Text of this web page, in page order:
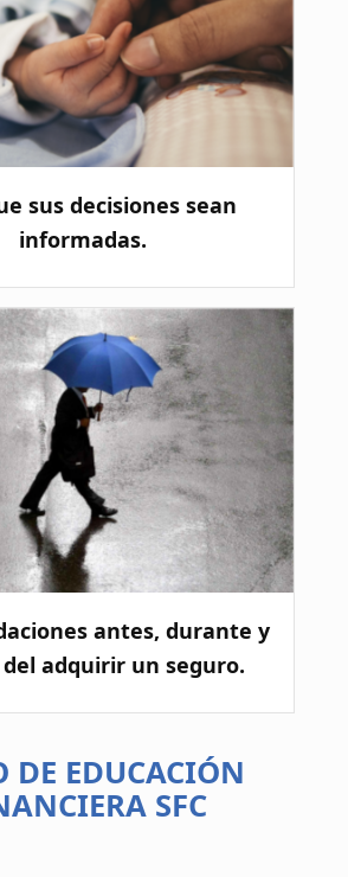
sus decisiones sean
informadas.
antes, durante y
adquirir un seguro.
DE EDUCACIÓN
SFC